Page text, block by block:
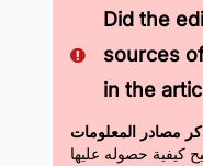
Did the
sources
in the
مصادر المعلومات